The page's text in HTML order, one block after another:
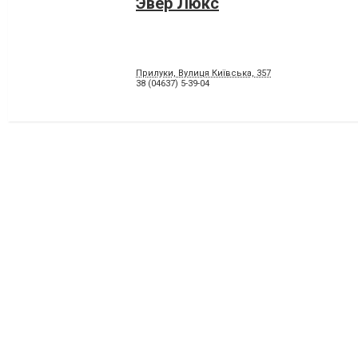
Прилуки, Вулиця Київська, 357
38 (04637) 5-39-04